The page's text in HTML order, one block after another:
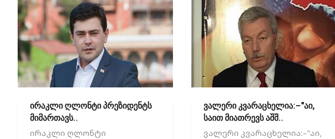
ირაკლი ღლონტი პრეზიდენტს
მიმართავს..
ირაკლი ღლონტი
ვალერი კვარაცხელია:–"აი,
საით მიათრევს აშშ..
ვალერი კვარაცხელია:–"აი,